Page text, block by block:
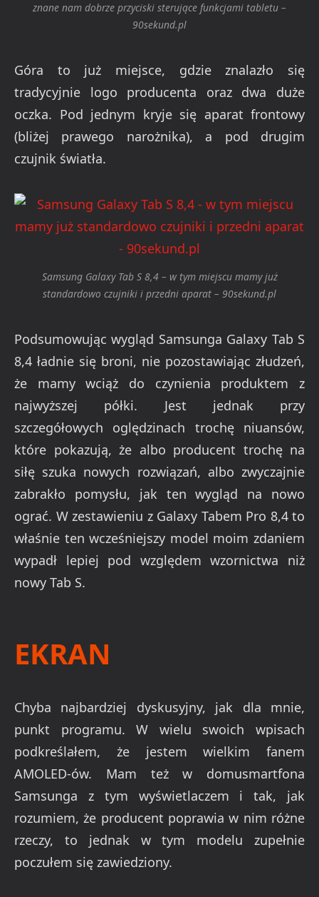
znane nam dobrze przyciski sterujące funkcjami tabletu –
90sekund.pl
Góra to już miejsce, gdzie znalazło się
tradycyjnie logo producenta oraz dwa duże
oczka. Pod jednym kryje się aparat frontowy
(bliżej prawego narożnika), a pod drugim
czujnik światła.
Samsung Galaxy Tab S 8,4 – w tym miejscu mamy już
standardowo czujniki i przedni aparat – 90sekund.pl
Podsumowując wygląd Samsunga Galaxy Tab S
8,4 ładnie się broni, nie pozostawiając złudzeń,
że mamy wciąż do czynienia produktem z
najwyższej półki. Jest jednak przy
szczegółowych oględzinach trochę niuansów,
które pokazują, że albo producent trochę na
siłę szuka nowych rozwiązań, albo zwyczajnie
zabrakło pomysłu, jak ten wygląd na nowo
ograć. W zestawieniu z Galaxy Tabem Pro 8,4 to
właśnie ten wcześniejszy model moim zdaniem
wypadł lepiej pod względem wzornictwa niż
nowy Tab S.
EKRAN
Chyba najbardziej dyskusyjny, jak dla mnie,
punkt programu. W wielu swoich wpisach
podkreślałem, że jestem wielkim fanem
AMOLED-ów. Mam też w domusmartfona
Samsunga z tym wyświetlaczem i tak, jak
rozumiem, że producent poprawia w nim różne
rzeczy, to jednak w tym modelu zupełnie
poczułem się zawiedziony.